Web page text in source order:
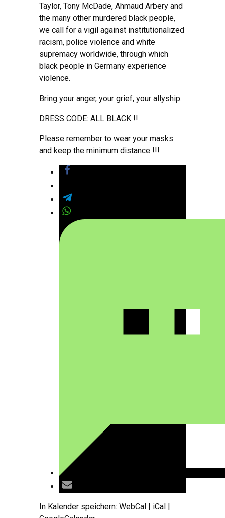
Taylor, Tony McDade, Ahmaud Arbery and
the many other murdered black people,
we call for a vigil against institutionalized
racism, police violence and white
supremacy worldwide, through which
black people in Germany experience
violence.
Bring your anger, your grief, your allyship.
DRESS CODE: ALL BLACK !!
Please remember to wear your masks
and keep the minimum distance !!!
In Kalender speichern: WebCal | iCal |